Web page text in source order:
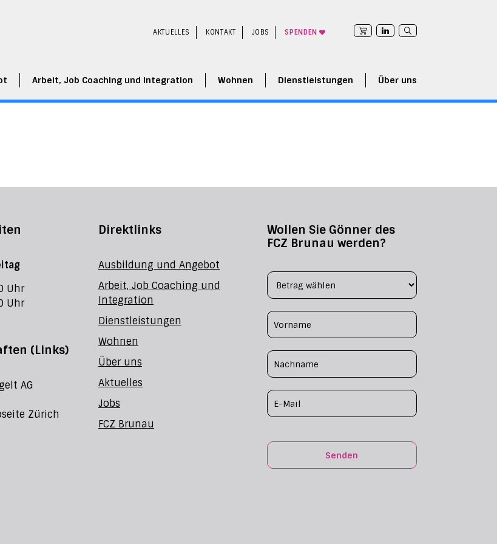
AKTUELLES KONTAKT JOBS SPENDEN
Arbeit, Job Coaching und Integration Wohnen Dienstleistungen Über uns
Uhr
Uhr
(Links)
AG
Zürich
Direktlinks
Ausbildung und Angebot
Arbeit, Job Coaching und
Integration
Dienstleistungen
Wohnen
Über uns
Aktuelles
Jobs
FCZ Brunau
Wollen Sie Gönner des
FCZ Brunau werden?
Senden